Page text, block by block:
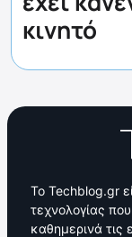
κινητό
Το Techblog.gr
τεχνολογίας
καθημερινά τις